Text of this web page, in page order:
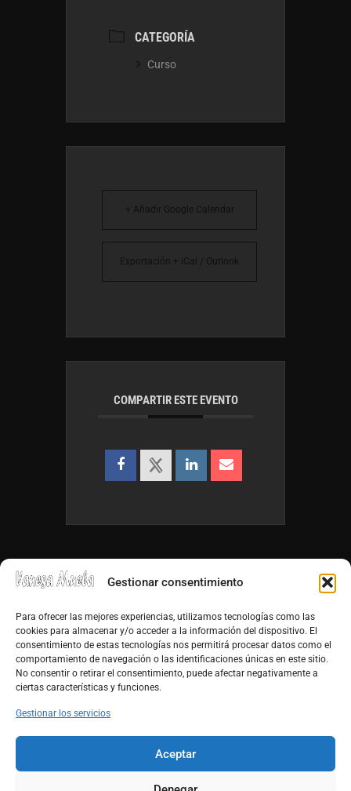
Gestionar consentimiento
Para ofrecer las mejores experiencias, utilizamos tecnologías como las
cookies para almacenar y/o acceder a la información del dispositivo. El
consentimiento de estas tecnologías nos permitirá procesar datos como el
comportamiento de navegación o las identificaciones únicas en este sitio.
No consentir o retirar el consentimiento, puede afectar negativamente a
ciertas características y funciones.
Gestionar los servicios
Aceptar
CATEGORÍA
Curso
+ Añadir Google Calendar
Exportación + iCal / Outlook
COMPARTIR ESTE EVENTO
info@vanesamuela.es
Tfno. 659 813 899
Youtube